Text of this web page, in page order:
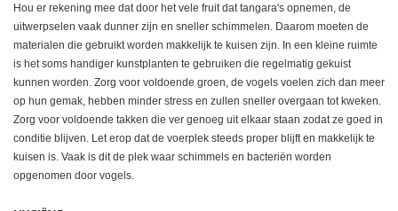
Hou er rekening mee dat door het vele fruit dat tangara's opnemen, de
uitwerpselen vaak dunner zijn en sneller schimmelen. Daarom moeten de
materialen die gebruikt worden makkelijk te kuisen zijn. In een kleine ruimte
is het soms handiger kunstplanten te gebruiken die regelmatig gekuist
kunnen worden. Zorg voor voldoende groen, de vogels voelen zich dan meer
op hun gemak, hebben minder stress en zullen sneller overgaan tot kweken.
Zorg voor voldoende takken die ver genoeg uit elkaar staan zodat ze goed in
conditie blijven. Let erop dat de voerplek steeds proper blijft en makkelijk te
kuisen is. Vaak is dit de plek waar schimmels en bacteriën worden
opgenomen door vogels.